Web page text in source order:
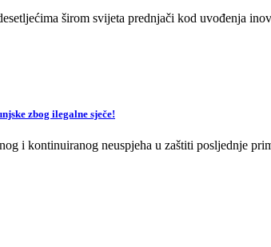
širom svijeta prednjači kod uvođenja
zbog ilegalne sječe!
i kontinuiranog neuspjeha u zaštiti posljednje